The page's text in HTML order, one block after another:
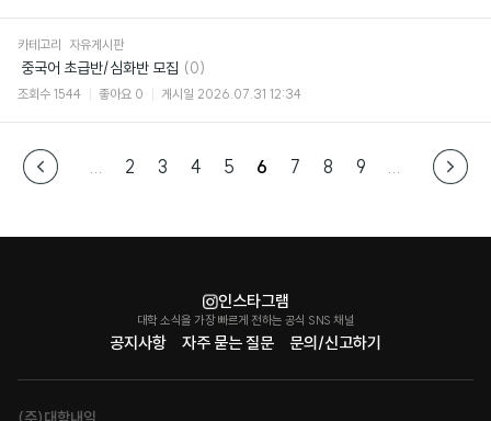
카테고리 자유게시판
​ 중국어 초급반/심화반 모집 댓
글
(0)
조회수 1544 좋아요 0 게시일 2026.07.31 12:34
2 3 4 5 6 7 8 9
공지사항 자주 묻는 질문 문의/신고하기
인스타그램
대학 소식을 가장 빠르게 전하는 공식 SNS 채널